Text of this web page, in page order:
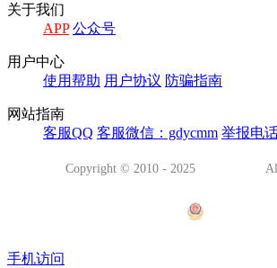
关于我们
APP 公众号
用户中心
使用帮助 用户协议 防骗指南
网站指南
客服QQ 客服微信：gdycmm 举报电
Copyright © 2010 - 2025
手机访问